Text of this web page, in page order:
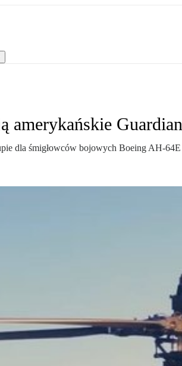
amerykańskie
dla śmigłowców bojowych Boeing AH-